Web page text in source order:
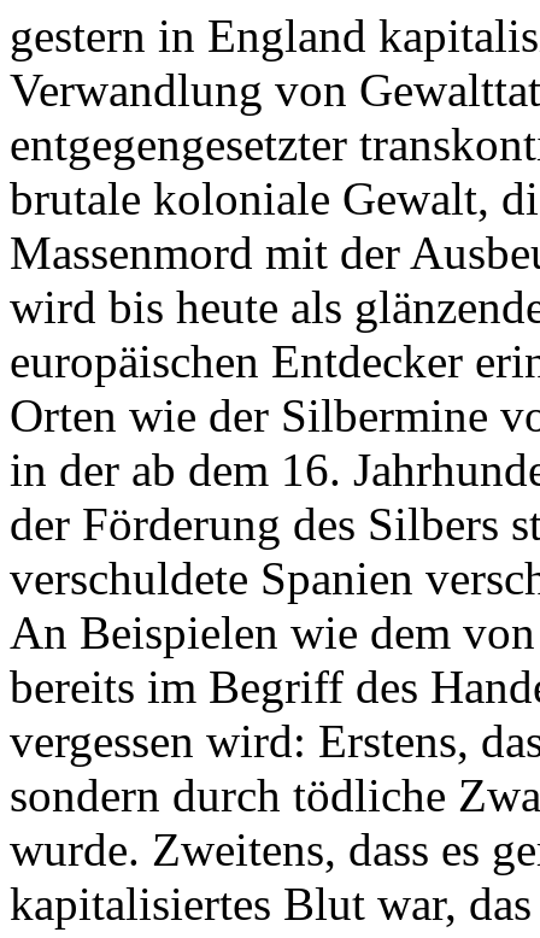
gestern in England
Verwandlung von
entgegengesetzter
brutale koloniale Gewalt,
Massenmord mit der
wird bis heute als
europäischen Entdecker
Orten wie der Silbermine
in der ab dem 16.
der Förderung des Silbers
verschuldete Spanien
An Beispielen wie dem
bereits im Begriff des
vergessen wird: Erstens,
sondern durch tödliche
wurde. Zweitens, dass es
kapitalisiertes Blut war,